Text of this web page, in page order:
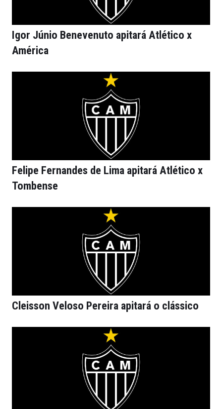
Igor Júnio Benevenuto apitará Atlético x
América
Felipe Fernandes de Lima apitará Atlético x
Tombense
Cleisson Veloso Pereira apitará o clássico